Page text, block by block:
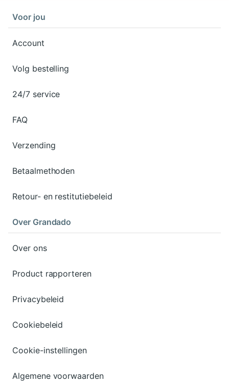
Voor jou
Account
Volg bestelling
24/7 service
FAQ
Verzending
Betaalmethoden
Retour- en restitutiebeleid
Over Grandado
Over ons
Product rapporteren
Privacybeleid
Cookiebeleid
Cookie-instellingen
Algemene voorwaarden